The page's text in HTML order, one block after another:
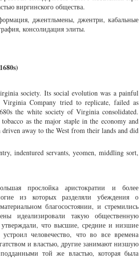
виргинского общества.
джентльмены, джентри, кабальные
консолидация элиты.
society. Its social evolution was a painful
Company tried to replicate, failed as
the white society of Virginia consolidated.
as the major staple in the economy and
away to the West from their lands and did
indentured servants, yeomen, middling sort,
прослойка аристократии и более
из которых разделяли убеждения о
благосостоянии, и стремились
идеализировали такую общественную
что высшие, средние и низшие
человечество, что во все времена
и властью, другие занимают низшую
той же властью, которая была